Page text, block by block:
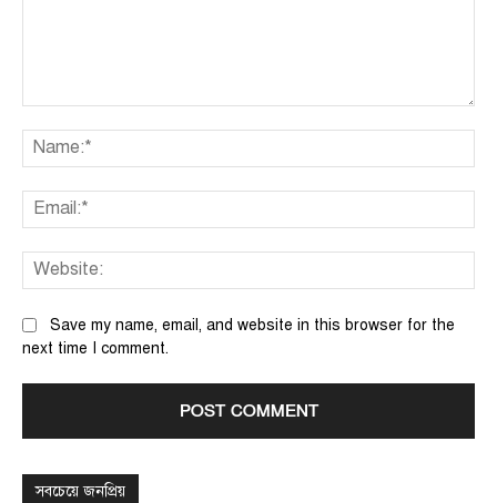
Save my name, email, and website in this browser for the
next time I comment.
সবচেয়ে জনপ্রিয়